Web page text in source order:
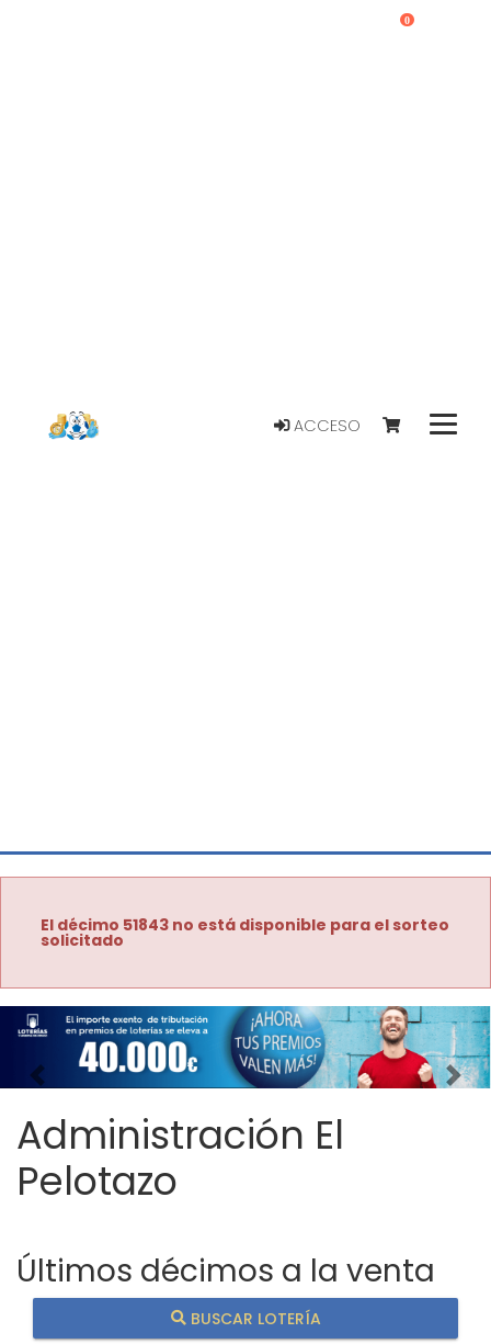
ACCESO
0
El décimo 51843 no está disponible para el sorteo
solicitado
Imagen anterior
Administración El
Pelotazo
Últimos décimos a la venta
BUSCAR LOTERÍA